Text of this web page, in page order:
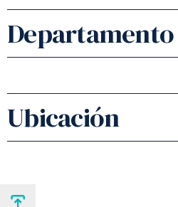
Departamento
Ubicación